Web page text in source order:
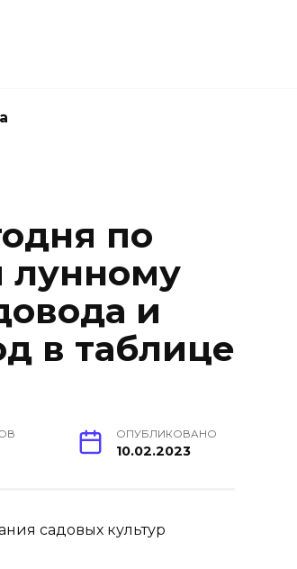
по
лунному
и
в таблице
ОПУБЛИКОВАНО
10.02.2023
садовых культур